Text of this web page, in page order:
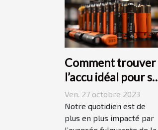
Comment trouver
l’accu idéal pour sa
e-cigarette ?
Ven. 27 octobre 2023
Notre quotidien est de
plus en plus impacté par